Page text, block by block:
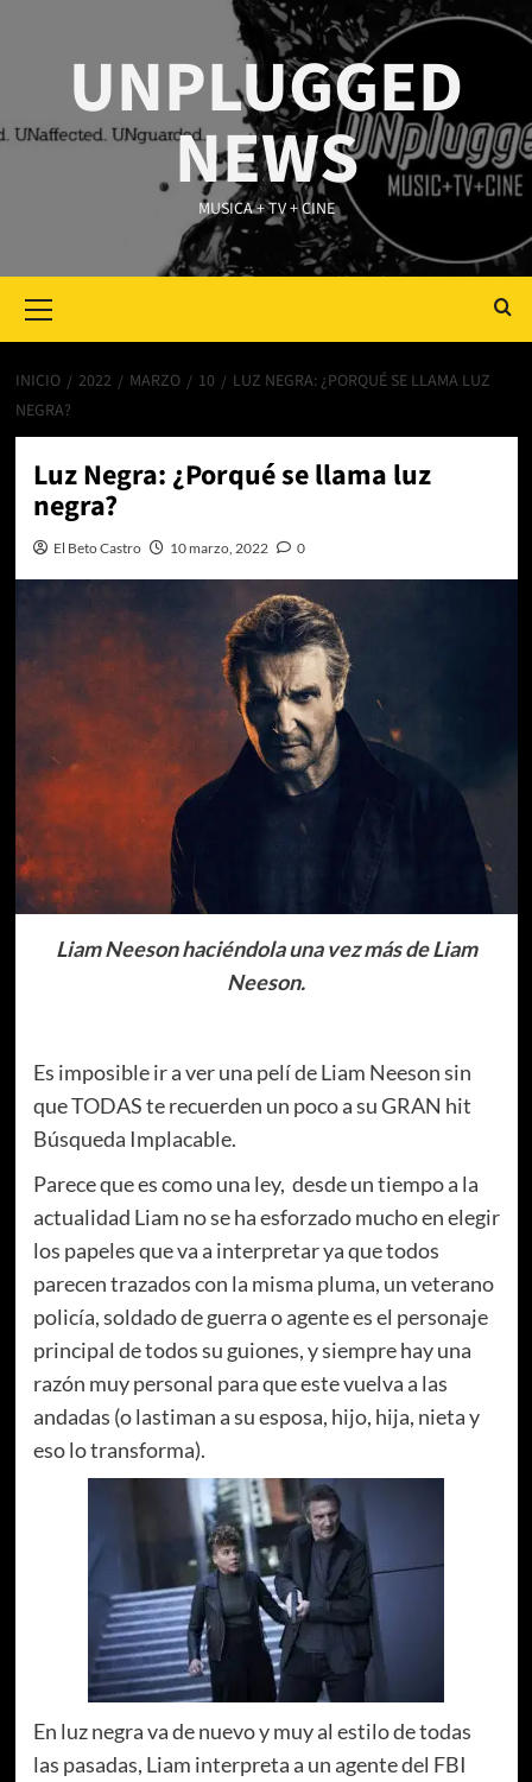
UNPLUGGED
NEWS
MUSICA + TV + CINE
Menu
INICIO 2022 MARZO 10
LUZ NEGRA: ¿PORQUÉ SE LLAMA LUZ
NEGRA?
Luz Negra: ¿Porqué se llama luz
negra?
El Beto Castro 10 marzo, 2022 0
Liam Neeson haciéndola una vez más de Liam
Neeson.
Es imposible ir a ver una pelí de Liam Neeson sin
que TODAS te recuerden un poco a su GRAN hit
Búsqueda Implacable.
Parece que es como una ley, desde un tiempo a la
actualidad Liam no se ha esforzado mucho en elegir
los papeles que va a interpretar ya que todos
parecen trazados con la misma pluma, un veterano
policía, soldado de guerra o agente es el personaje
principal de todos su guiones, y siempre hay una
razón muy personal para que este vuelva a las
andadas (o lastiman a su esposa, hijo, hija, nieta y
eso lo transforma).
En luz negra va de nuevo y muy al estilo de todas
las pasadas, Liam interpreta a un agente del FBI